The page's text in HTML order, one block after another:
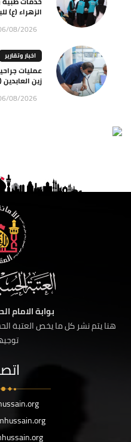
الزهراء (ع)
08/2026
اخبار وتقارير
عمليات
زين
08/2026
بوابة الامام
هنا يتم نشر كل ما يخص العتبة